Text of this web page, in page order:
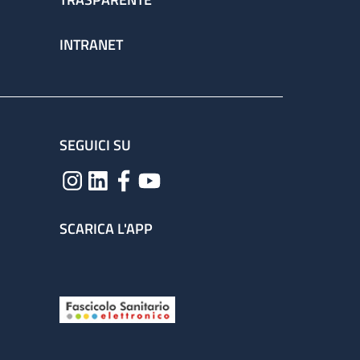
INTRANET
SEGUICI SU
SCARICA L'APP